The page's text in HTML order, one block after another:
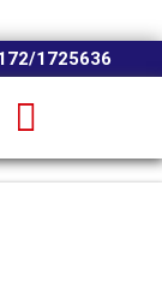
1725636